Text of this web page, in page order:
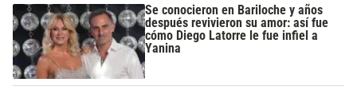
Se conocieron en Bariloche y años
después revivieron su amor: así fue
cómo Diego Latorre le fue infiel a
Yanina